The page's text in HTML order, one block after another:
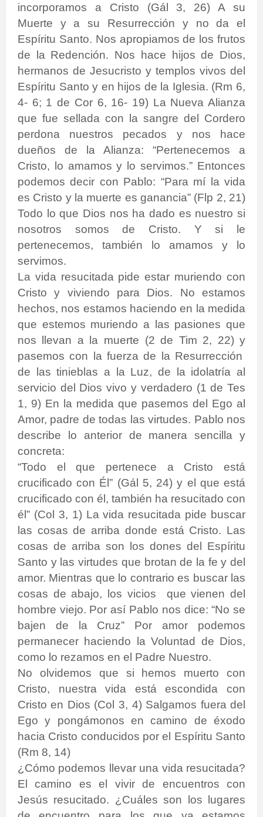
incorporamos a Cristo (Gál 3, 26) A su
Muerte y a su Resurrección y no da el
Espíritu Santo. Nos apropiamos de los frutos
de la Redención. Nos hace hijos de Dios,
hermanos de Jesucristo y templos vivos del
Espíritu Santo y en hijos de la Iglesia. (Rm 6,
4- 6; 1 de Cor 6, 16- 19) La Nueva Alianza
que fue sellada con la sangre del Cordero
perdona nuestros pecados y nos hace
dueños de la Alianza: “Pertenecemos a
Cristo, lo amamos y lo servimos.” Entonces
podemos decir con Pablo: “Para mí la vida
es Cristo y la muerte es ganancia” (Flp 2, 21)
Todo lo que Dios nos ha dado es nuestro si
nosotros somos de Cristo. Y si le
pertenecemos, también lo amamos y lo
servimos.
La vida resucitada pide estar muriendo con
Cristo y viviendo para Dios. No estamos
hechos, nos estamos haciendo en la medida
que estemos muriendo a las pasiones que
nos llevan a la muerte (2 de Tim 2, 22) y
pasemos con la fuerza de la Resurrección
de las tinieblas a la Luz, de la idolatría al
servicio del Dios vivo y verdadero (1 de Tes
1, 9) En la medida que pasemos del Ego al
Amor, padre de todas las virtudes. Pablo nos
describe lo anterior de manera sencilla y
concreta:
“Todo el que pertenece a Cristo está
crucificado con Él” (Gál 5, 24) y el que está
crucificado con él, también ha resucitado con
él” (Col 3, 1) La vida resucitada pide buscar
las cosas de arriba donde está Cristo. Las
cosas de arriba son los dones del Espíritu
Santo y las virtudes que brotan de la fe y del
amor. Mientras que lo contrario es buscar las
cosas de abajo, los vicios
que vienen del
hombre viejo. Por así Pablo nos dice: “No se
bajen de la Cruz” Por amor podemos
permanecer haciendo la Voluntad de Dios,
como lo rezamos en el Padre Nuestro.
No olvidemos que si hemos muerto con
Cristo, nuestra vida está escondida con
Cristo en Dios (Col 3, 4) Salgamos fuera del
Ego y pongámonos en camino de éxodo
hacia Cristo conducidos por el Espíritu Santo
(Rm 8, 14)
¿Cómo podemos llevar una vida resucitada?
El camino es el vivir de encuentros con
Jesús resucitado. ¿Cuáles son los lugares